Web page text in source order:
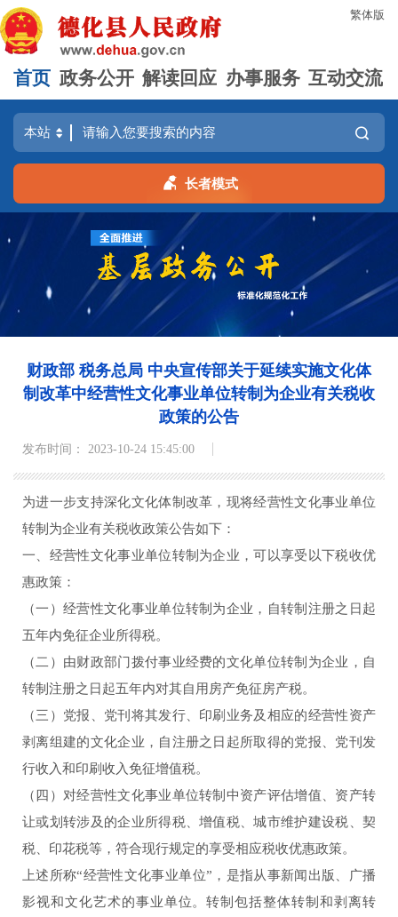
繁体版
首页 政务公开 解读回应 办事服务 互动交流
长者模式
财政部 税务总局 中央宣传部关于延续实施文化体
制改革中经营性文化事业单位转制为企业有关税收
政策的公告
发布时间： 2023-10-24 15:45:00
为进一步支持深化文化体制改革，现将经营性文化事业单位
转制为企业有关税收政策公告如下：
一、经营性文化事业单位转制为企业，可以享受以下税收优
惠政策：
（一）经营性文化事业单位转制为企业，自转制注册之日起
五年内免征企业所得税。
（二）由财政部门拨付事业经费的文化单位转制为企业，自
转制注册之日起五年内对其自用房产免征房产税。
（三）党报、党刊将其发行、印刷业务及相应的经营性资产
剥离组建的文化企业，自注册之日起所取得的党报、党刊发
行收入和印刷收入免征增值税。
（四）对经营性文化事业单位转制中资产评估增值、资产转
让或划转涉及的企业所得税、增值税、城市维护建设税、契
税、印花税等，符合现行规定的享受相应税收优惠政策。
上述所称“经营性文化事业单位”，是指从事新闻出版、广播
影视和文化艺术的事业单位。转制包括整体转制和剥离转